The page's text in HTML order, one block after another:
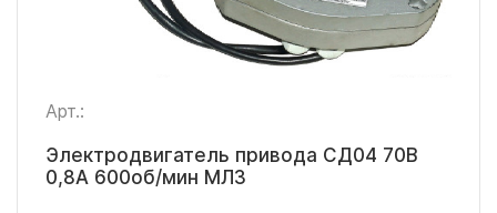
Арт.:
Электродвигатель привода СД04 70В
0,8А 600об/мин МЛЗ